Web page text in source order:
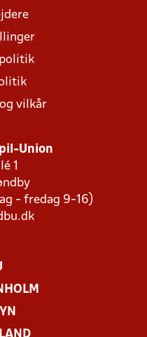
vilkår
Union
1
- fredag 9-16)